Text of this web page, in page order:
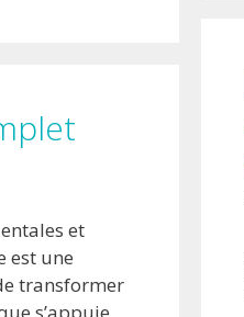
et
est une
transformer